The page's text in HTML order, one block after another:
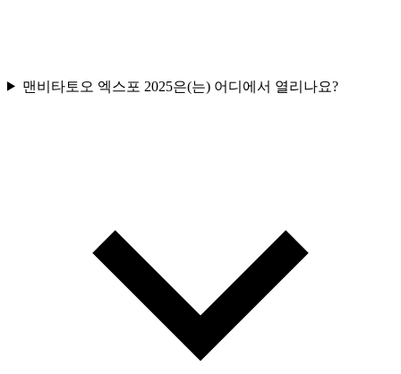
맨비타토오 엑스포 2025은(는) 어디에서 열리나요?